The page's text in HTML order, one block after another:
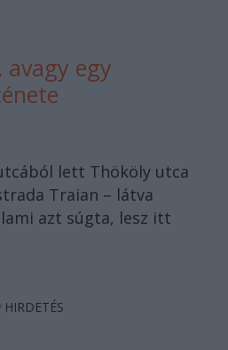
avagy egy
lett Thököly utca
Traian – látva
azt súgta, lesz itt
HIRDETÉS